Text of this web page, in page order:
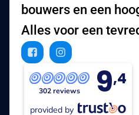
bouwers en een
Alles voor een
302 reviews 9,4
provided by